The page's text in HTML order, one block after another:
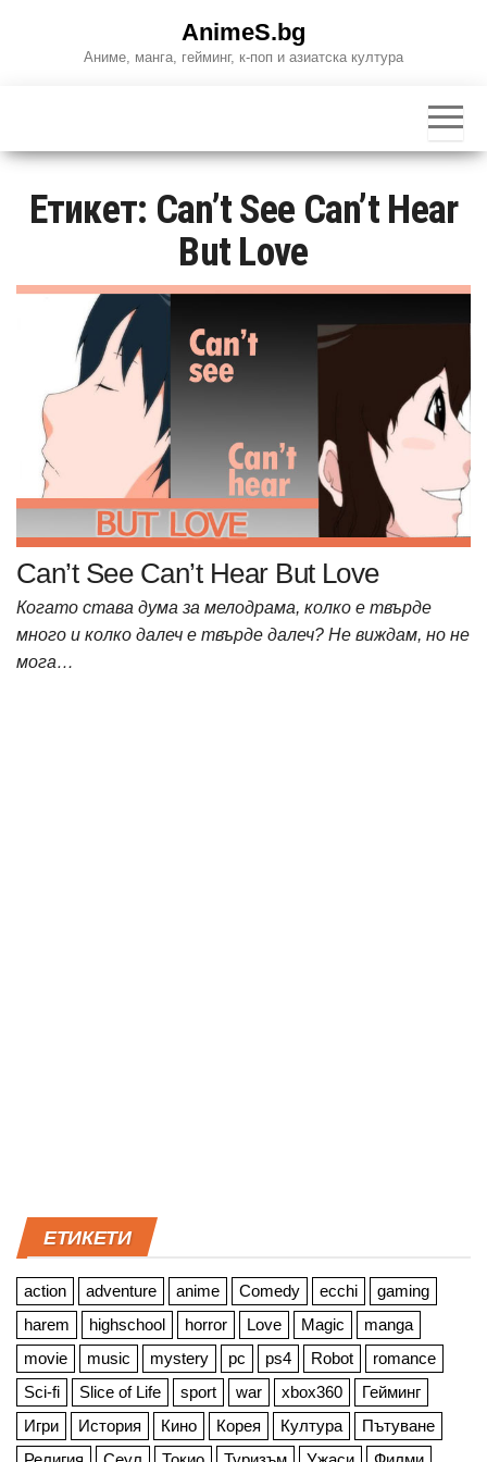
AnimeS.bg
Аниме, манга, гейминг, к-поп и азиатска култура
Етикет: Can’t See Can’t Hear
But Love
Can’t See Can’t Hear But Love
Когато става дума за мелодрама, колко е твърде
много и колко далеч е твърде далеч? Не виждам, но не
мога…
ЕТИКЕТИ
action adventure anime Comedy ecchi
gaming
harem
highschool horror Love Magic
manga
movie
music mystery pc ps4 Robot
romance
Sci-fi
Slice of Life sport war xbox360
Гейминг
Игри
История Кино Корея Култура
Пътуване